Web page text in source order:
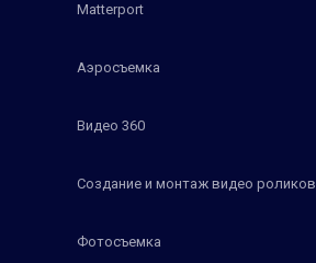
Matterport
Аэросъемка
Видео 360
Создание и монтаж видео роликов
Фотосъемка